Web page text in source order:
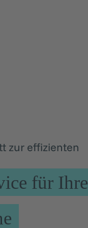
zur effizienten
für Ihre